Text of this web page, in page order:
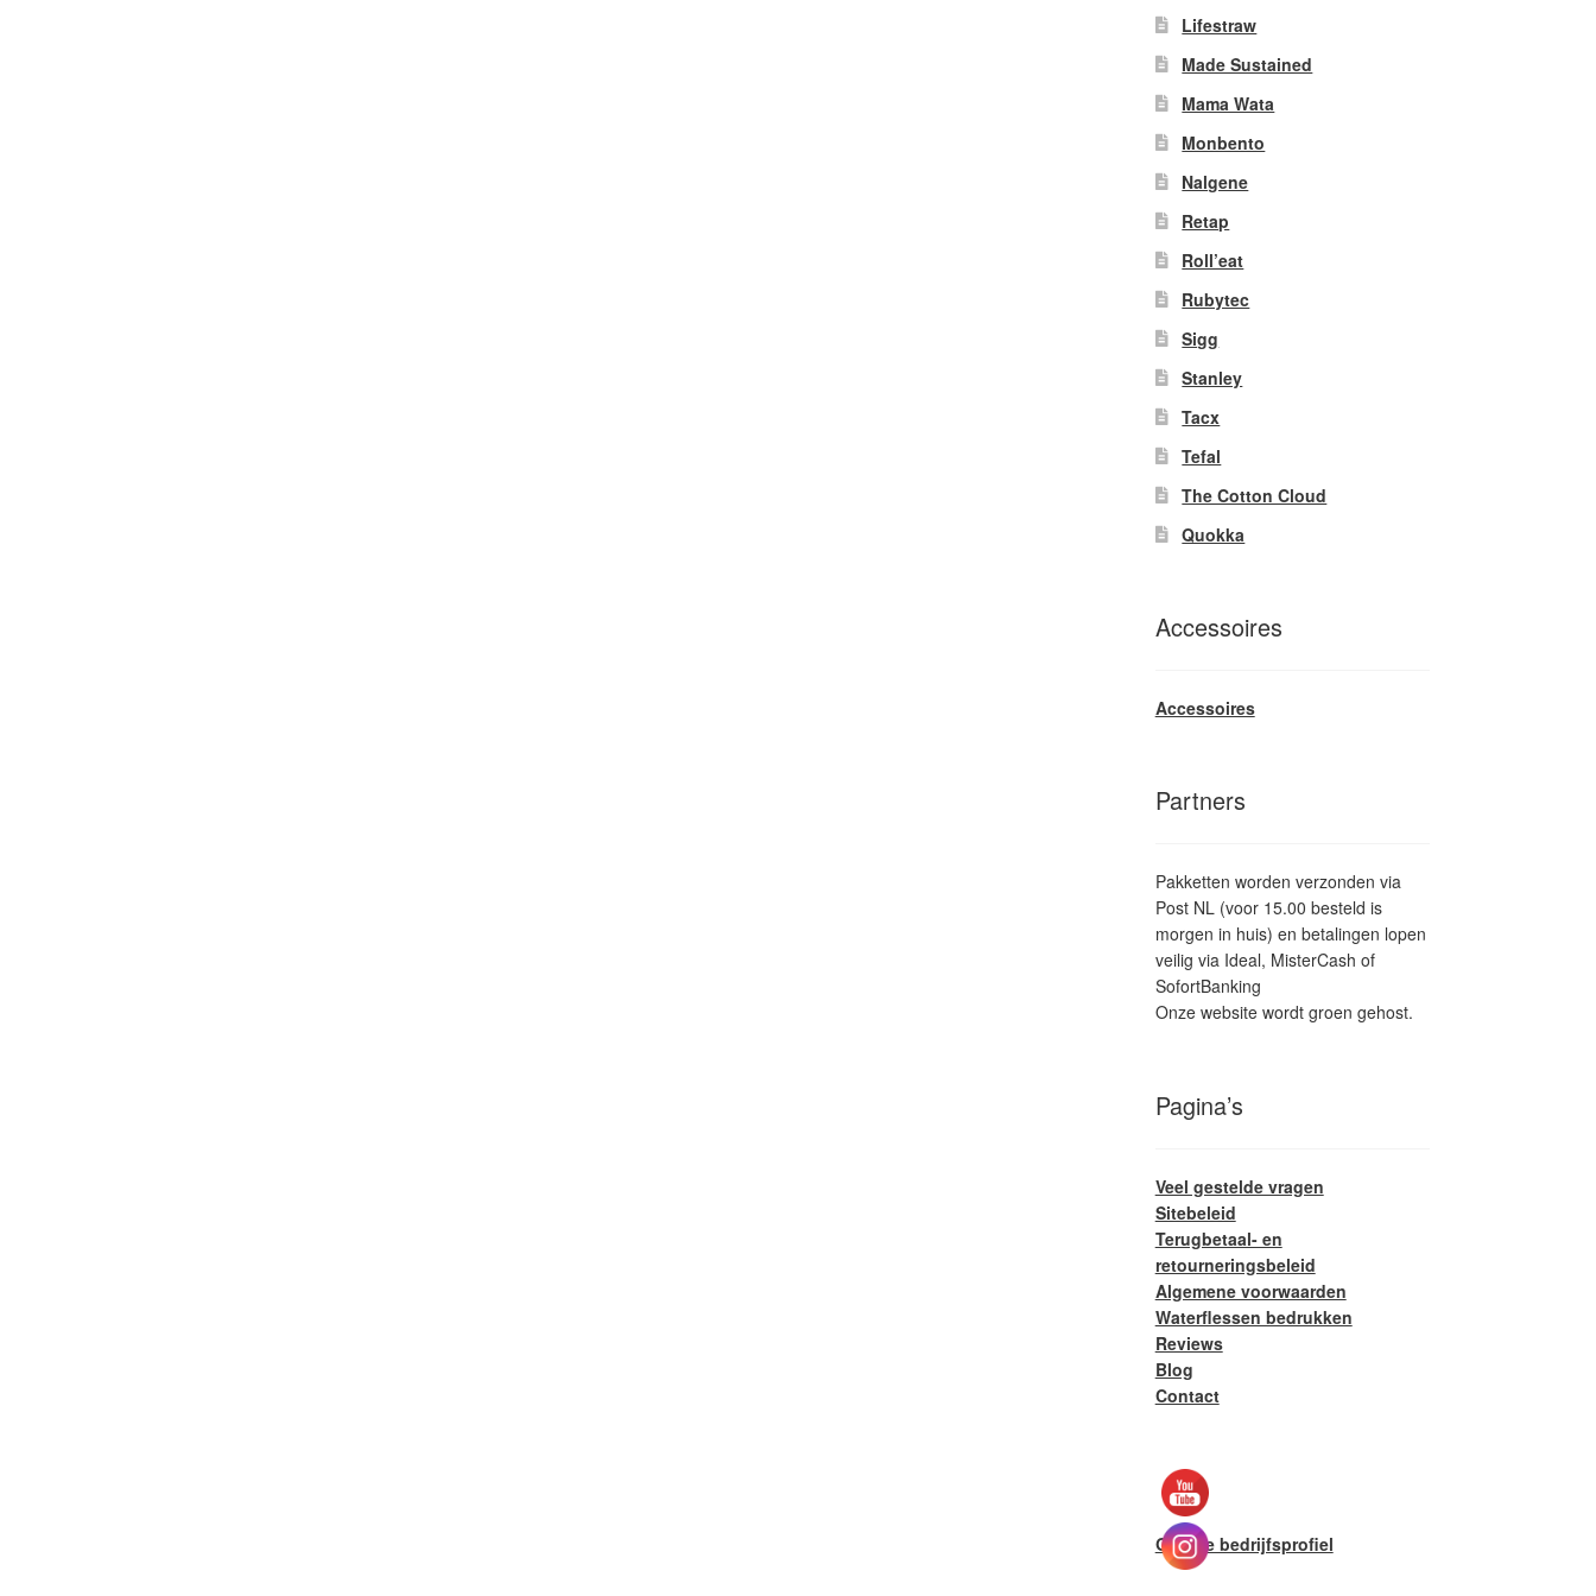
Lifestraw
Made Sustained
Mama Wata
Monbento
Nalgene
Retap
Roll’eat
Rubytec
Sigg
Stanley
Tacx
Tefal
The Cotton Cloud
Quokka
Accessoires
Accessoires
Partners
Pakketten worden verzonden via
Post NL (voor 15.00 besteld is
morgen in huis) en betalingen lopen
veilig via Ideal, MisterCash of
SofortBanking
Onze website wordt groen gehost.
Pagina’s
Veel gestelde vragen
Sitebeleid
Terugbetaal- en
retourneringsbeleid
Algemene voorwaarden
Waterflessen bedrukken
Reviews
Blog
Contact
Google bedrijfsprofiel